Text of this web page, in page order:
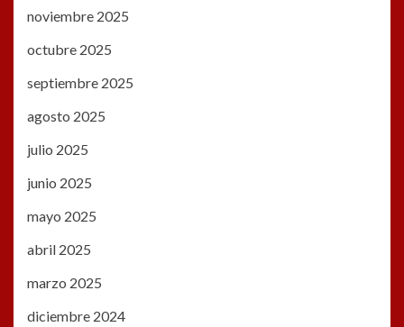
noviembre 2025
octubre 2025
septiembre 2025
agosto 2025
julio 2025
junio 2025
mayo 2025
abril 2025
marzo 2025
diciembre 2024